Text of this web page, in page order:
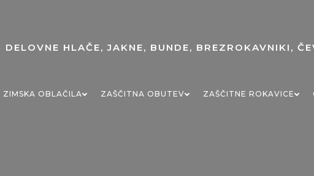
ZIMSKA OBLAČILA ZAŠČITNA OBUTEV ZAŠČITNE ROKAVICE